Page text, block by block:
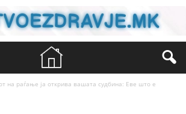
на раѓање ја открива вашата судбина: Еве што е